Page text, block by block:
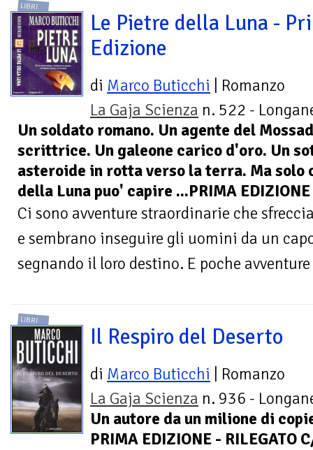
LIBRI
Le Pietre della Luna -
Edizione
di Marco Buticchi | Romanzo
La Gaja Scienza n. 522 -
Un soldato romano. Un agente del
scrittrice. Un galeone carico d'oro. Un
asteroide in rotta verso la terra. Ma solo
della Luna puo' capire ...PRIMA
Ci sono avventure straordinarie che
e sembrano inseguire gli uomini da un
segnando il loro destino. E poche
LIBRI
Il Respiro del Deserto
di Marco Buticchi | Romanzo
La Gaja Scienza n. 936 -
Un autore da un milione di
PRIMA EDIZIONE - RILEGATO